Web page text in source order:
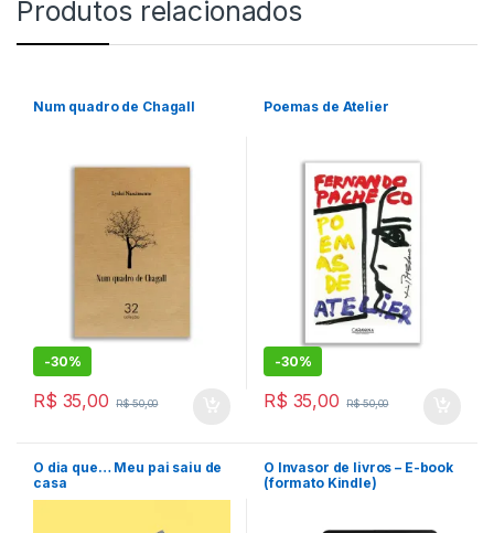
Produtos relacionados
Num quadro de Chagall
-30%
R$ 35,00 R$50,00
Poemas de Atelier
-30%
R$ 35,00 R$50,00
O dia que… Meu pai saiu de
casa
O Invasor de livros – E-book
(formato Kindle)